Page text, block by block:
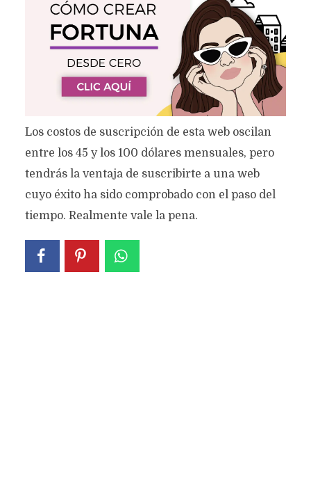
Los costos de suscripción de esta web oscilan
entre los 45 y los 100 dólares mensuales, pero
tendrás la ventaja de suscribirte a una web
cuyo éxito ha sido comprobado con el paso del
tiempo. Realmente vale la pena.